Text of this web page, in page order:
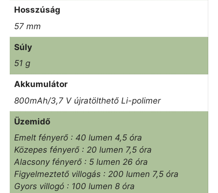
Hosszúság
57 mm
Súly
51 g
Akkumulátor
800mAh/3,7 V újratölthető Li-polimer
Üzemidő
Emelt fényerő : 40 lumen 4,5 óra
Közepes fényerő : 20 lumen 7,5 óra
Alacsony fényerő : 5 lumen 26 óra
Figyelmeztető villogás : 200 lumen 7,5 óra
Gyors villogó : 100 lumen 8 óra